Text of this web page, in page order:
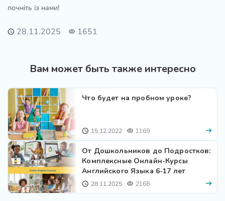
почніть із нами!
28.11.2025 1651
Вам может быть также интересно
Что будет на пробном уроке?
15.12.2022 1169
От Дошкольников до Подростков:
Комплексные Онлайн-Курсы
Английского Языка 6-17 лет
28.11.2025 2168